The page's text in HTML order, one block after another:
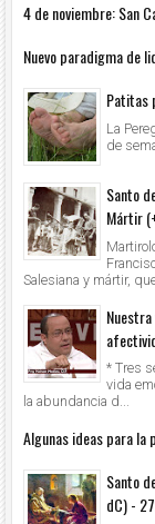
4 de noviembre: San
Nuevo paradigma de
Patitas
La
de
Santo
Mártir
Salesiana y mártir, que
* Tres
vida
la abundancia d...
Algunas ideas para la
Santo
dC) -